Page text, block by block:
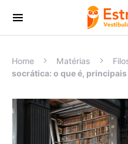
Procurar:
Home Matérias
socrática: o que é,